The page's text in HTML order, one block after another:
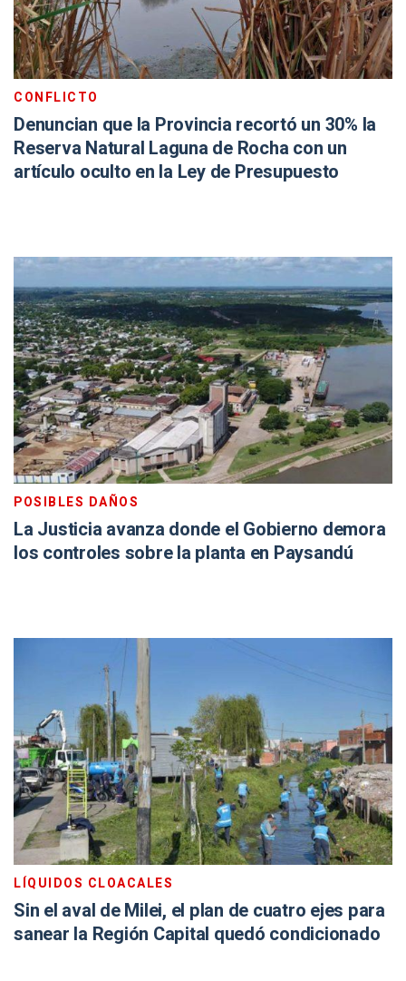
CONFLICTO
Denuncian que la Provincia recortó un 30% la
Reserva Natural Laguna de Rocha con un
artículo oculto en la Ley de Presupuesto
POSIBLES DAÑOS
La Justicia avanza donde el Gobierno demora
los controles sobre la planta en Paysandú
LÍQUIDOS CLOACALES
Sin el aval de Milei, el plan de cuatro ejes para
sanear la Región Capital quedó condicionado